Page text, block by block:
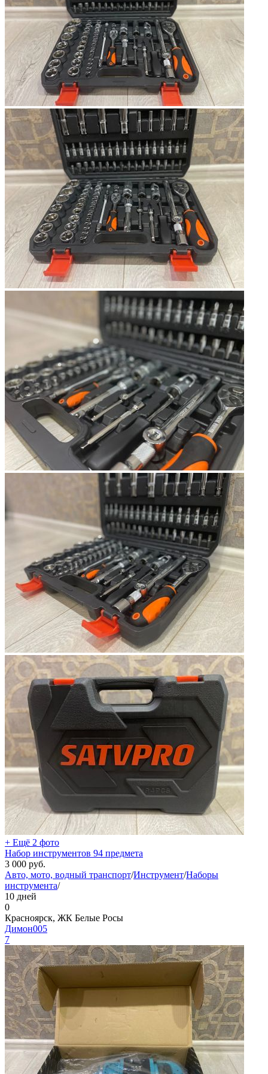
+ Ещё 2 фото
Набор инструментов 94 предмета
3 000 руб.
Авто, мото, водный транспорт/Инструмент/Наборы
инструмента/
10 дней
0
Красноярск, ЖК Белые Росы
Димон005
7